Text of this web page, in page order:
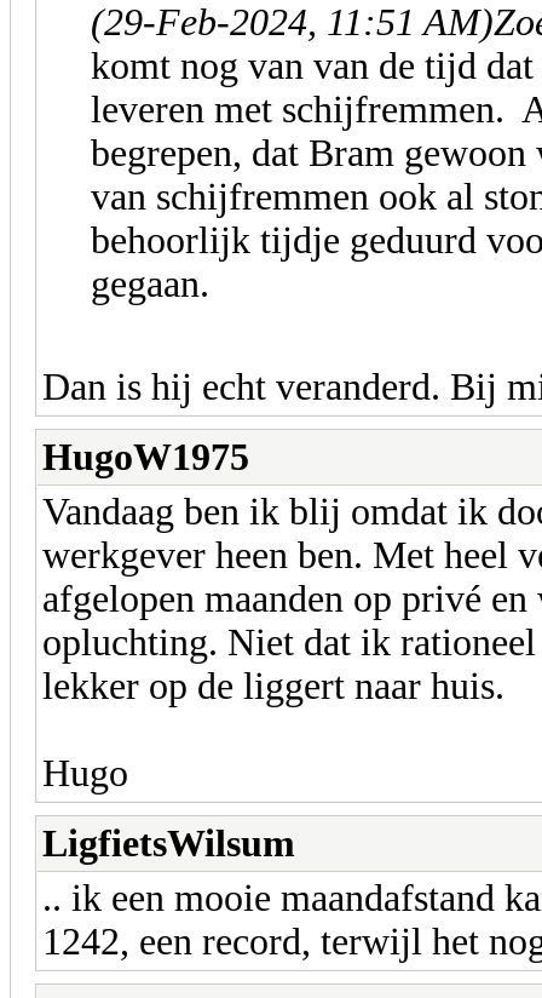
(29-Feb-2024, 11:51 AM)
komt nog van van de tijd
leveren met schijfremmen.
begrepen, dat Bram
van schijfremmen ook al
behoorlijk tijdje geduurd
gegaan.
Dan is hij echt veranderd. Bij
HugoW1975
Vandaag ben ik blij omdat ik
werkgever heen ben. Met heel
afgelopen maanden op privé
opluchting. Niet dat ik
lekker op de liggert naar huis.
Hugo
LigfietsWilsum
.. ik een mooie maandafstand
1242, een record, terwijl het